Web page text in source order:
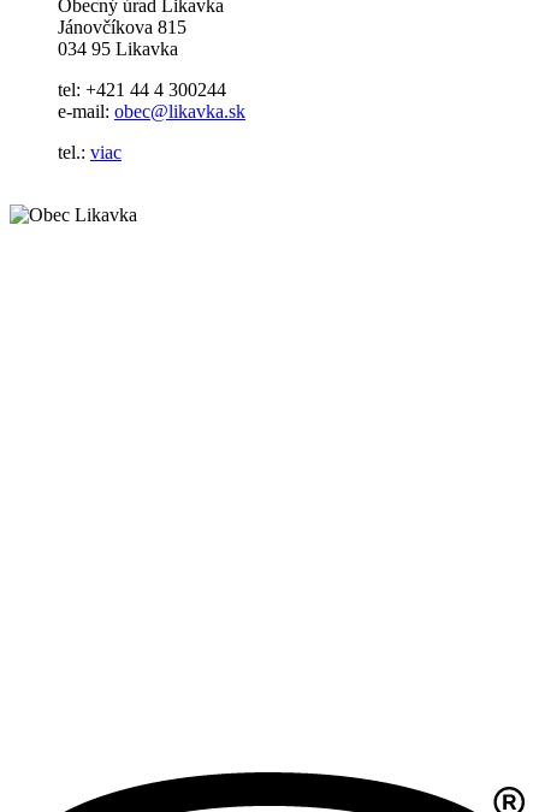
Obecný úrad Likavka
Jánovčíkova 815
034 95 Likavka
tel: +421 44 4 300244
e-mail: obec@likavka.sk
tel.: viac